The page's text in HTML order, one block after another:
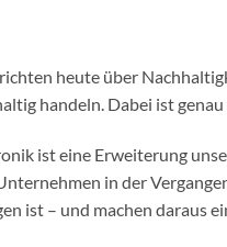
heute über
handeln. Dabei ist
ist eine Erweiterung
in der
ist – und machen daraus